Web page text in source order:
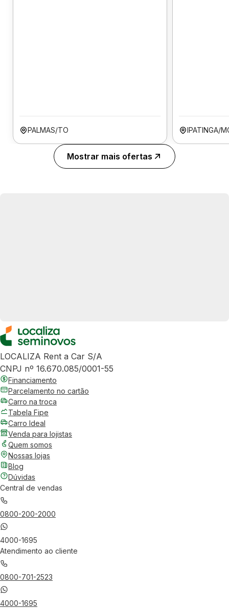
PALMAS/TO IPATINGA/
Mostrar mais ofertas
LOCALIZA Rent a Car S/A
CNPJ nº 16.670.085/0001-55
Financiamento
Parcelamento no cartão
Carro na troca
Tabela Fipe
Carro Ideal
Venda para lojistas
Quem somos
Nossas lojas
Blog
Dúvidas
Central de vendas
0800-200-2000
4000-1695
Atendimento ao cliente
0800-701-2523
4000-1695